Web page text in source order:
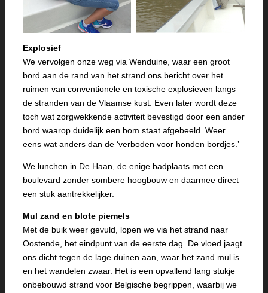
Explosief
We vervolgen onze weg via Wenduine, waar een groot
bord aan de rand van het strand ons bericht over het
ruimen van conventionele en toxische explosieven langs
de stranden van de Vlaamse kust. Even later wordt deze
toch wat zorgwekkende activiteit bevestigd door een ander
bord waarop duidelijk een bom staat afgebeeld. Weer
eens wat anders dan de ‘verboden voor honden bordjes.’
We lunchen in De Haan, de enige badplaats met een
boulevard zonder sombere hoogbouw en daarmee direct
een stuk aantrekkelijker.
Mul zand en blote piemels
Met de buik weer gevuld, lopen we via het strand naar
Oostende, het eindpunt van de eerste dag. De vloed jaagt
ons dicht tegen de lage duinen aan, waar het zand mul is
en het wandelen zwaar. Het is een opvallend lang stukje
onbebouwd strand voor Belgische begrippen, waarbij we